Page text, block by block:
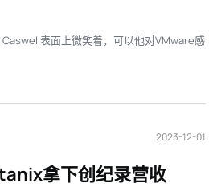
表面上微笑着，可以他对VMware感
2023-12-01
拿下创纪录营收